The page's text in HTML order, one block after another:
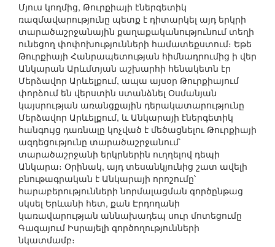
Մյուս կողմից, Թուրքիայի էներգետիկ
ռազմավարությունը պետք է դիտարկել այդ երկրի
տարածաշրջանային քաղաքականությունում տեղի
ունեցող փոփոխությունների համատեքստում։ Եթե
Թուրքիայի Հանրապետության հիմնադրումից ի վեր
Անկարան Արևմտյան աշխարհի հենակետն էր
Մերձավոր Արևելքում, ապա այսօր Թուրքիայում
փորձում են վերստին ստանձնել Օսմանյան
կայսրության առանցքային դերակատարությունը
Մերձավոր Արևելքում, և Անկարայի էներգետիկ
հանգույց դառնալը կոչված է մեծացնելու Թուրքիայի
ազդեցությունը տարածաշրջանում`
տարածաշրջանի երկրներին ուղղելով դեպի
Անկարա։ Օրինակ, այդ տեսանկյունից շատ ավելի
բնութագրական է Անկարայի որոշումը՝
հարաբերությունների նորմալացման գործընթաց
սկսել Երևանի հետ, քան Էրդողանի
կառավարության աննախադեպ սուր մոտեցումը
Գազայում Իսրայելի գործողությունների
նկատմամբ։